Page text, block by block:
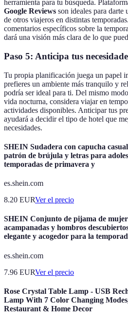
herramienta para tu búsqueda.
Google Reviews son ideales para darte
de otros viajeros en distintas
comentarios específicos sobre la
dará una visión más clara de lo que
Paso 5: Anticipa tus
Tu propia planificación juega un papel
prefieres un ambiente más tranquilo y
podría ser ideal para ti. Del mismo
vida nocturna, considera viajar en
actividades disponibles. Anticipar tus
ayudará a decidir el tipo de hotel que
necesidades.
SHEIN Sudadera con capucha
patrón de brújula y letras para
temporadas de primavera y
es.shein.com
8.20 EURVer el precio
SHEIN Conjunto de pijama de mujer
acampanadas y hombros
elegante y acogedor para la
es.shein.com
7.96 EURVer el precio
Rose Crystal Table Lamp - USB
Lamp With 7 Color Changing
Restaurant & Home Decor